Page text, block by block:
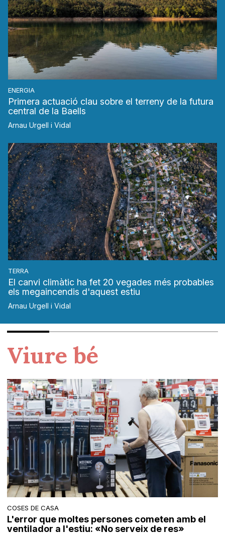
ENERGIA
Primera actuació clau sobre el terreny de la futura
central de la Baells
Arnau Urgell i Vidal
TERRA
El canvi climàtic ha fet 20 vegades més probables
els megaincendis d'aquest estiu
Arnau Urgell i Vidal
Viure bé
COSES DE CASA
L'error que moltes persones cometen amb el
ventilador a l'estiu: «No serveix de res»